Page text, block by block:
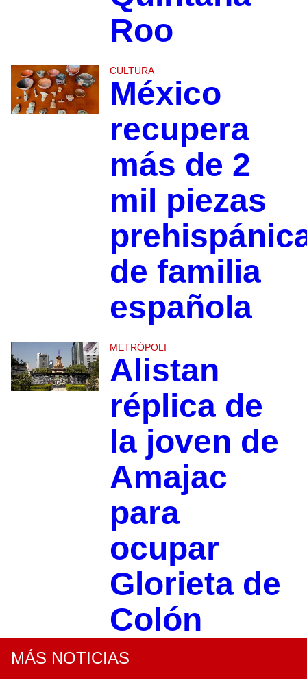
Roo
CULTURA
México
recupera
más de 2
mil piezas
de familia
española
METRÓPOLI
Alistan
réplica de
la joven de
Amajac
para
ocupar
Glorieta de
Colón
MÁS NOTICIAS